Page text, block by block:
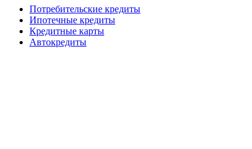
Потребительские кредиты
Ипотечные кредиты
Кредитные карты
Автокредиты